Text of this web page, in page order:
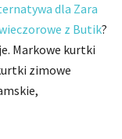
dla Zara
z Butik?
Markowe kurtki
zimowe